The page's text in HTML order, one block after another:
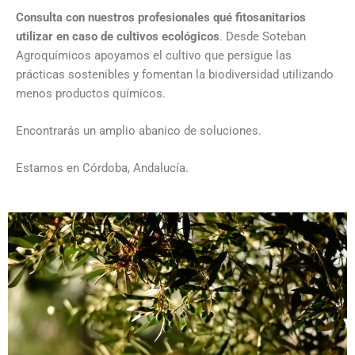
Consulta con nuestros profesionales qué fitosanitarios
utilizar en caso de cultivos ecológicos. Desde Soteban
Agroquímicos apoyamos el cultivo que persigue las
prácticas sostenibles y fomentan la biodiversidad utilizando
menos productos químicos.
Encontrarás un amplio abanico de soluciones.
Estamos en Córdoba, Andalucía.